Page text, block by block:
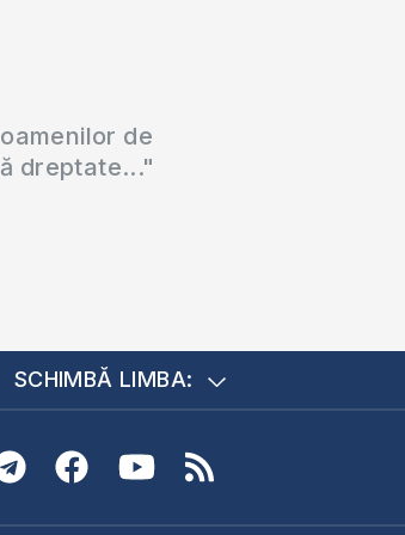
de
dreptate..."
SCHIMBĂ LIMBA: